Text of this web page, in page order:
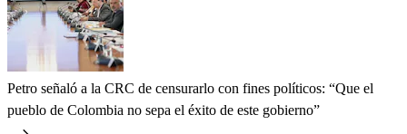
Petro señaló a la CRC de censurarlo con fines políticos: “Que el
pueblo de Colombia no sepa el éxito de este gobierno”